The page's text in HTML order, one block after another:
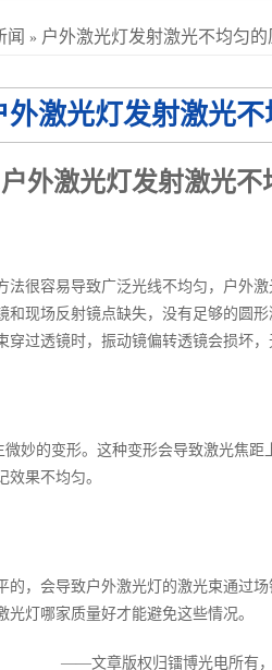
闻 » 户外激光灯发射激光不均匀的
外激光灯发射激光
户外激光灯发射激光
很容易导致广泛光线不均匀，户
现场反射镜点缺失，没有足够的圆
过透镜时，振动镜偏转透镜会损坏，
妙的变形。这种变形会导致激光焦
果不均匀。
，会导致户外激光灯的激光束通
灯哪家质量好才能避免这些情况。
——文章版权归镭博光电所有